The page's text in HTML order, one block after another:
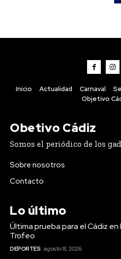
Inicio Actualidad Carnaval
Objetivo
Obetivo Cádiz
Somos el periódico de los
Sobre nosotros
Contacto
Lo último
Última prueba para el Cádiz
Trofeo
DEPORTES agosto 8, 2026